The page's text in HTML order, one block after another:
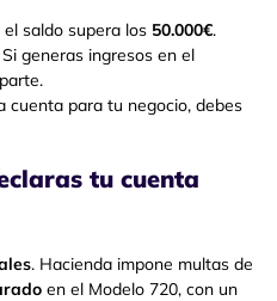
saldo supera los 50.000€.
generas ingresos en el
cuenta para tu negocio, debes
tu cuenta
. Hacienda impone multas de
en el Modelo 720, con un